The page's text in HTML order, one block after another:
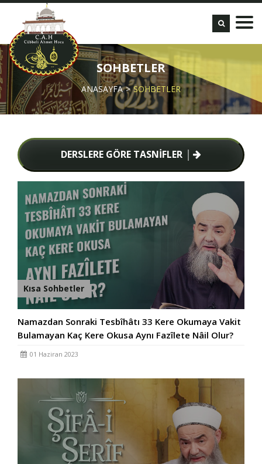
SOHBETLER
ANASAYFA SOHBETLER
DERSLERE GÖRE TASNİFLER
Kısa Sohbetler
Namazdan Sonraki Tesbîhâtı 33 Kere Okumaya Vakit
Bulamayan Kaç Kere Okusa Aynı Fazîlete Nâil Olur?
01 Haziran 2023